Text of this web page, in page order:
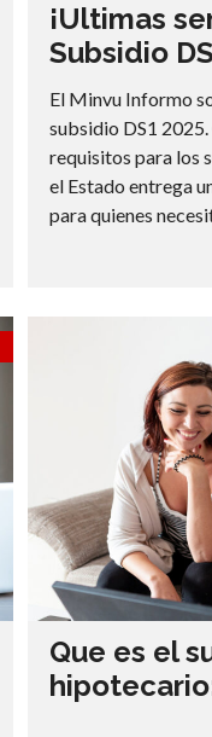
¡Ultimas
Subsidio
El Minvu Informo
subsidio DS1
requisitos para los
el Estado entrega
para quienes
Que es el